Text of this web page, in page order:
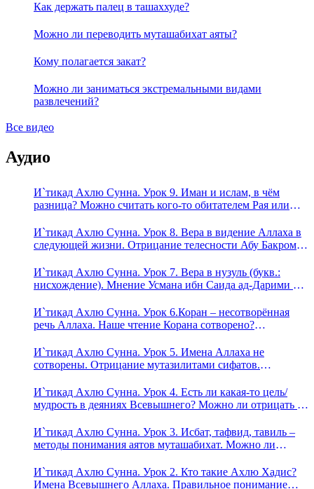
Как держать палец в ташаххуде?
Можно ли переводить муташабихат аяты?
Кому полагается закат?
Можно ли заниматься экстремальными видами
развлечений?
Все видео
Аудио
И`тикад Ахлю Сунна. Урок 9. Иман и ислам, в чём
разница? Можно считать кого-то обитателем Рая или
И`тикад Ахлю Сунна. Урок 8. Вера в видение Аллаха в
следующей жизни. Отрицание телесности Абу Бакром
ибн Саида ад-Дарими. Иман – это слова, дела и
познание
И`тикад Ахлю Сунна. Урок 7. Вера в нузуль (букв.:
нисхождение). Мнение Усмана ибн Саида ад-Дарими о
физическим движением?
И`тикад Ахлю Сунна. Урок 6.Коран – несотворённая
речь Аллаха. Наше чтение Корана сотворено?
И`тикад Ахлю Сунна. Урок 5. Имена Аллаха не
сотворены. Отрицание мутазилитами сифатов.
И`тикад Ахлю Сунна. Урок 4. Есть ли какая-то цель/
мудрость в деяниях Всевышнего? Можно ли отрицать в
пришло в Коране и Сунне? Концепция ибн Таймийи
И`тикад Ахлю Сунна. Урок 3. Исбат, тафвид, тавиль –
методы понимания аятов муташабихат. Можно ли
означает утверждение сифата «биля кейфа» (без образа)?
И`тикад Ахлю Сунна. Урок 2. Кто такие Ахлю Хадис?
Имена Всевышнего Аллаха. Правильное понимание